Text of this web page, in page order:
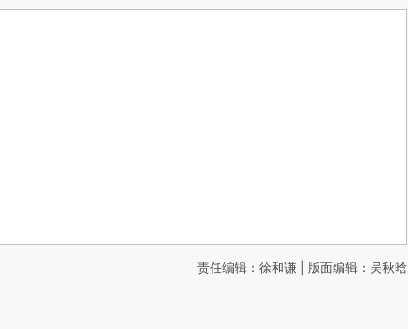
责任编辑：徐和谦 | 版面编辑：吴秋晗